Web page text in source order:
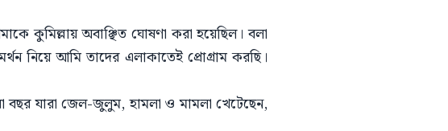
কুমিল্লায় অবাঞ্ছিত ঘোষণা করা হয়েছিল। বলা
নিয়ে আমি তাদের এলাকাতেই প্রোগ্রাম করছি।
বছর যারা জেল-জুলুম, হামলা ও মামলা খেটেছেন,